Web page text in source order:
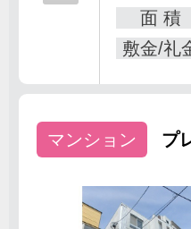
面 積
敷金/礼
マンション プ